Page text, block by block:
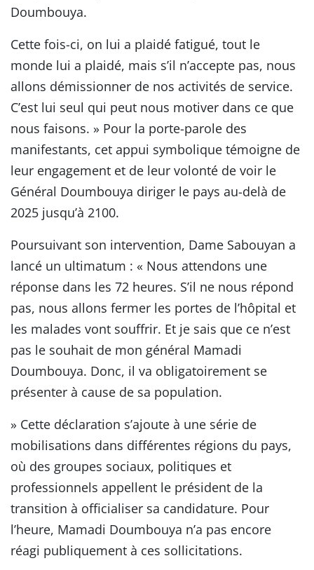
Doumbouya.
Cette fois-ci, on lui a plaidé fatigué, tout le
monde lui a plaidé, mais s’il n’accepte pas, nous
allons démissionner de nos activités de service.
C’est lui seul qui peut nous motiver dans ce que
nous faisons. » Pour la porte-parole des
manifestants, cet appui symbolique témoigne de
leur engagement et de leur volonté de voir le
Général Doumbouya diriger le pays au-delà de
2025 jusqu’à 2100.
Poursuivant son intervention, Dame Sabouyan a
lancé un ultimatum : « Nous attendons une
réponse dans les 72 heures. S’il ne nous répond
pas, nous allons fermer les portes de l’hôpital et
les malades vont souffrir. Et je sais que ce n’est
pas le souhait de mon général Mamadi
Doumbouya. Donc, il va obligatoirement se
présenter à cause de sa population.
» Cette déclaration s’ajoute à une série de
mobilisations dans différentes régions du pays,
où des groupes sociaux, politiques et
professionnels appellent le président de la
transition à officialiser sa candidature. Pour
l’heure, Mamadi Doumbouya n’a pas encore
réagi publiquement à ces sollicitations.